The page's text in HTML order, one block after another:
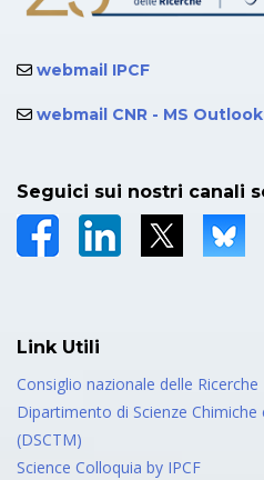
webmail IPCF
webmail CNR - MS Outlook
Seguici sui nostri canali
Link Utili
Consiglio nazionale delle Ricerche
Dipartimento di Scienze
(DSCTM)
Science Colloquia by IPCF